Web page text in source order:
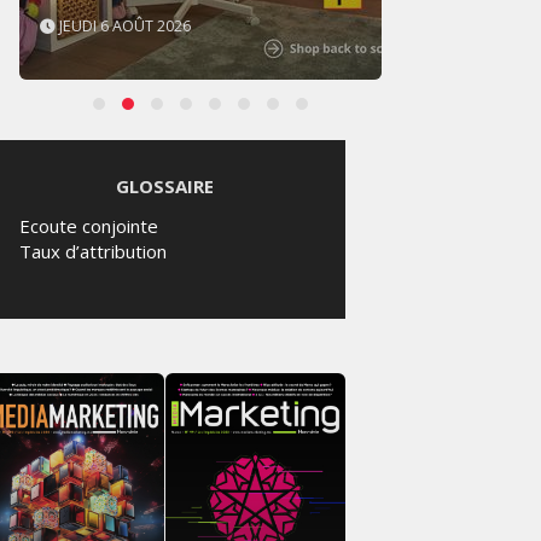
JEUDI 6 AOÛT 2026
GLOSSAIRE
Ecoute conjointe
Taux d’attribution